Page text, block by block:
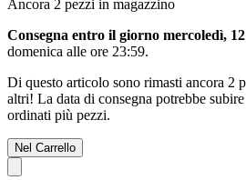
Ancora 2 pezzi in magazzino
Consegna entro il giorno mercoledì,
domenica alle ore 23:59.
Di questo articolo sono rimasti ancora 2
altri! La data di consegna potrebbe
ordinati più pezzi.
Nel Carrello